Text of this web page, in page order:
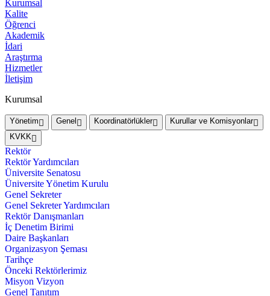
Kurumsal
Kalite
Öğrenci
Akademik
İdari
Araştırma
Hizmetler
İletişim
Kurumsal
Yönetim Genel Koordinatörlükler
Kurullar ve Komisyonlar
KVKK
Rektör
Rektör Yardımcıları
Üniversite Senatosu
Üniversite Yönetim Kurulu
Genel Sekreter
Genel Sekreter Yardımcıları
Rektör Danışmanları
İç Denetim Birimi
Daire Başkanları
Organizasyon Şeması
Tarihçe
Önceki Rektörlerimiz
Misyon Vizyon
Genel Tanıtım